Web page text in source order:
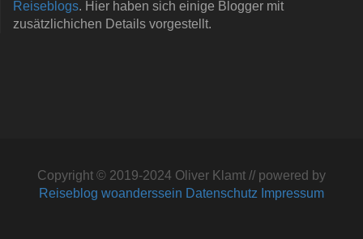
Reiseblogs. Hier haben sich einige Blogger mit
zusätzlichichen Details vorgestellt.
Copyright © 2019-2024 Oliver Klamt // powered by
Reiseblog woanderssein Datenschutz Impressum